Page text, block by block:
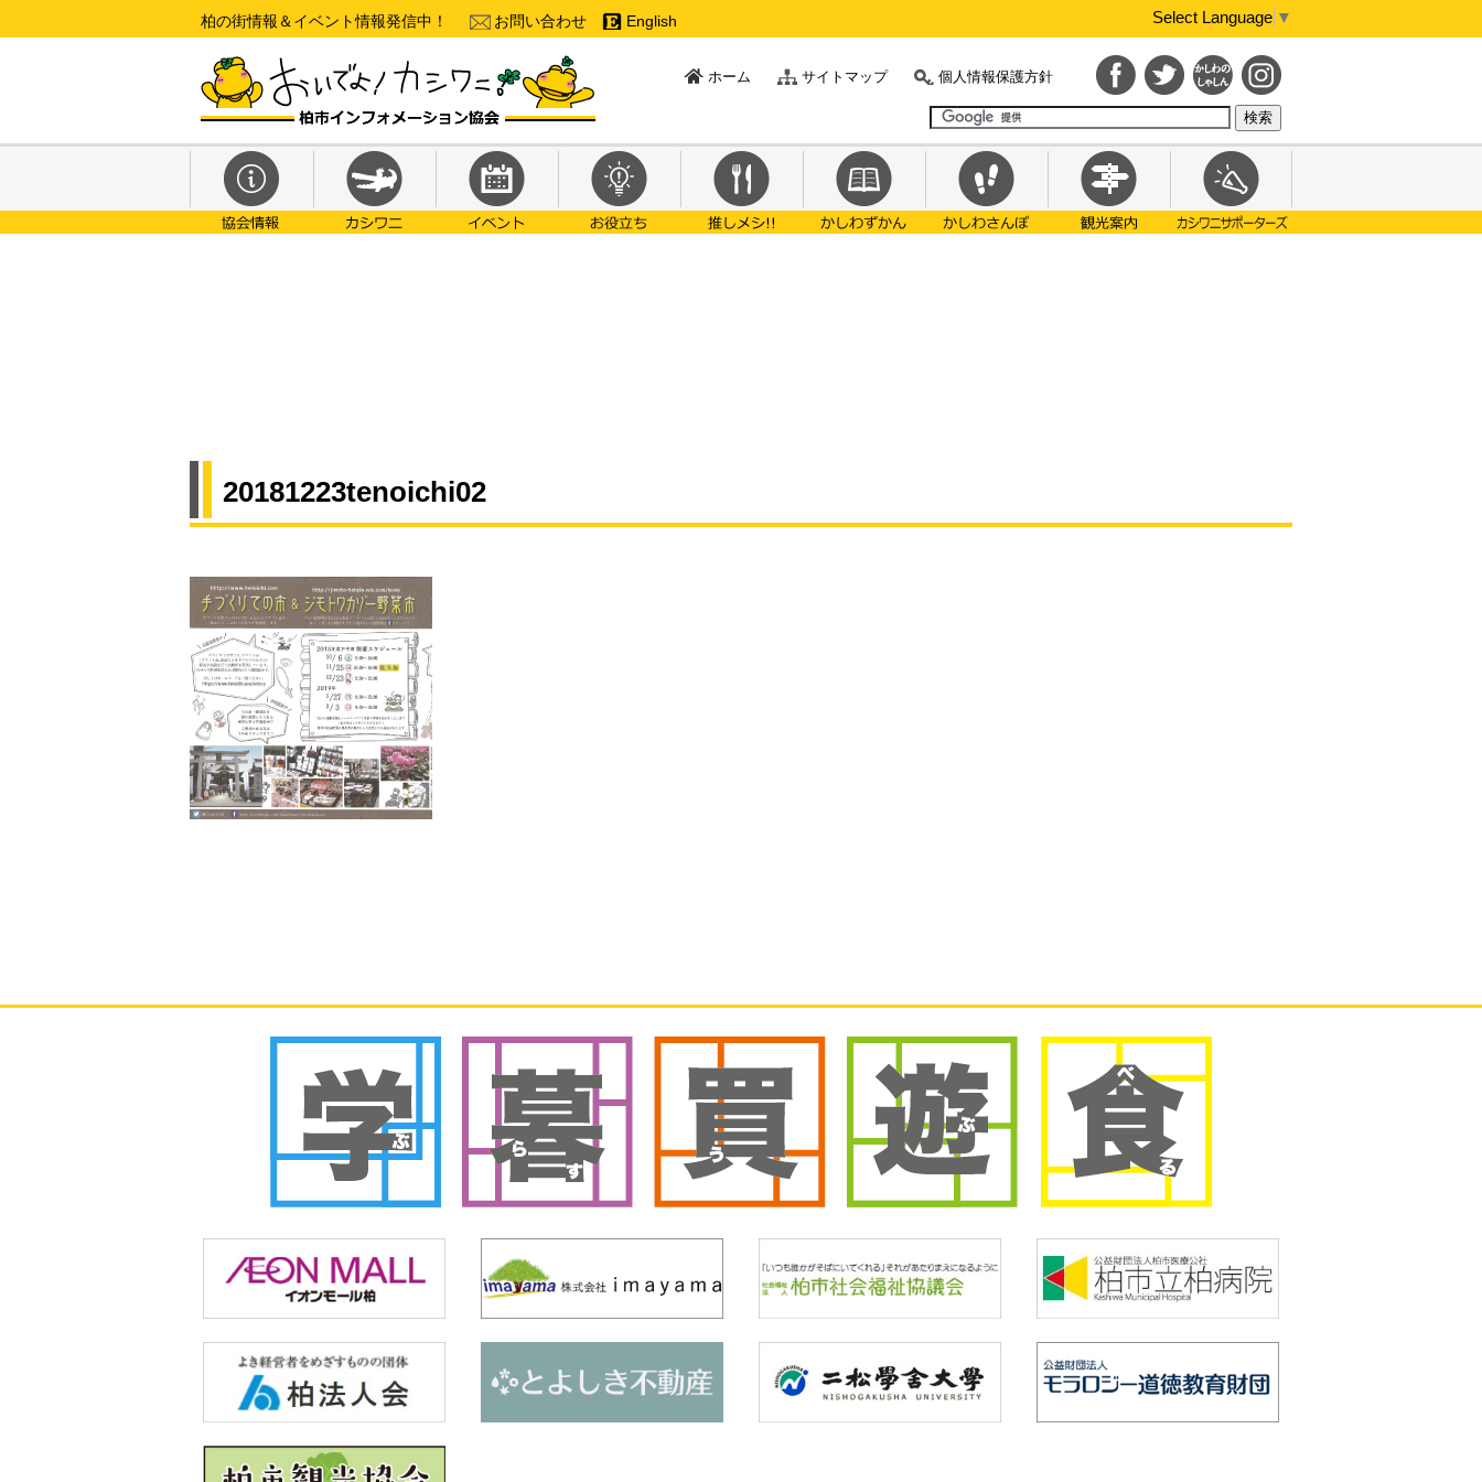
柏の街情報＆イベント情報発信中！ お問い合わせ English Select Language ▼
ホーム サイトマップ 個人情報保護方針
20181223tenoichi02